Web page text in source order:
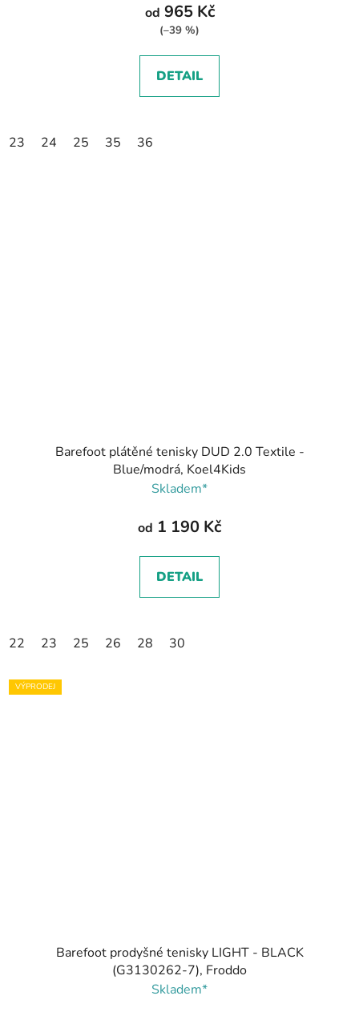
od 965 Kč
(–39 %)
DETAIL
23 24 25 35 36
Barefoot plátěné tenisky DUD 2.0 Textile -
Blue/modrá, Koel4Kids
Skladem*
od 1 190 Kč
DETAIL
22 23 25 26 28 30
VÝPRODEJ
Barefoot prodyšné tenisky LIGHT - BLACK
(G3130262-7), Froddo
Skladem*